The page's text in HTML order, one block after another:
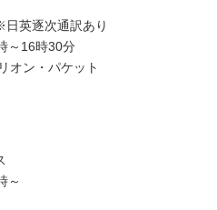
英逐次通訳あり
～16時30分
オン・パケット
～